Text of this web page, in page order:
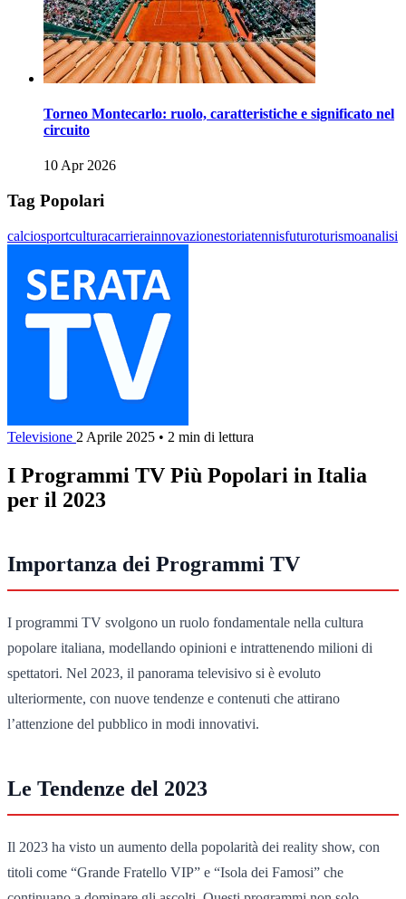
Torneo Montecarlo: ruolo, caratteristiche e significato nel
circuito
10 Apr 2026
Tag Popolari
calciosportculturacarrierainnovazionestoriatennisfuturoturismoanalisi
Televisione 2 Aprile 2025 • 2 min di lettura
I Programmi TV Più Popolari in Italia
per il 2023
Importanza dei Programmi TV
I programmi TV svolgono un ruolo fondamentale nella cultura
popolare italiana, modellando opinioni e intrattenendo milioni di
spettatori. Nel 2023, il panorama televisivo si è evoluto
ulteriormente, con nuove tendenze e contenuti che attirano
l’attenzione del pubblico in modi innovativi.
Le Tendenze del 2023
Il 2023 ha visto un aumento della popolarità dei reality show, con
titoli come “Grande Fratello VIP” e “Isola dei Famosi” che